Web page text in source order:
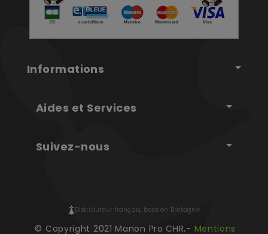
Informations
Aides et Services
Suivez-nous
Distributeur français, basé en Bretagne
© Copyright 2021 Manon Pro CHR,- Mentions